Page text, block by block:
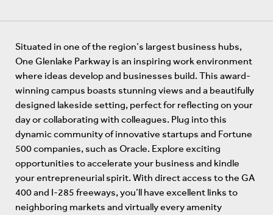
Situated in one of the region’s largest business hubs,
One Glenlake Parkway is an inspiring work environment
where ideas develop and businesses build. This award-
winning campus boasts stunning views and a beautifully
designed lakeside setting, perfect for reflecting on your
day or collaborating with colleagues. Plug into this
dynamic community of innovative startups and Fortune
500 companies, such as Oracle. Explore exciting
opportunities to accelerate your business and kindle
your entrepreneurial spirit. With direct access to the GA
400 and I-285 freeways, you’ll have excellent links to
neighboring markets and virtually every amenity